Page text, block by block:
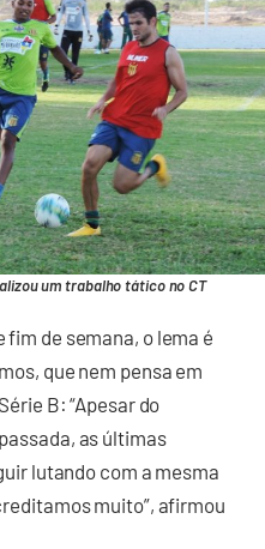
um trabalho tático no CT
de semana, o lema é
que nem pensa em
B: “Apesar do
as últimas
lutando com a mesma
muito”, afirmou